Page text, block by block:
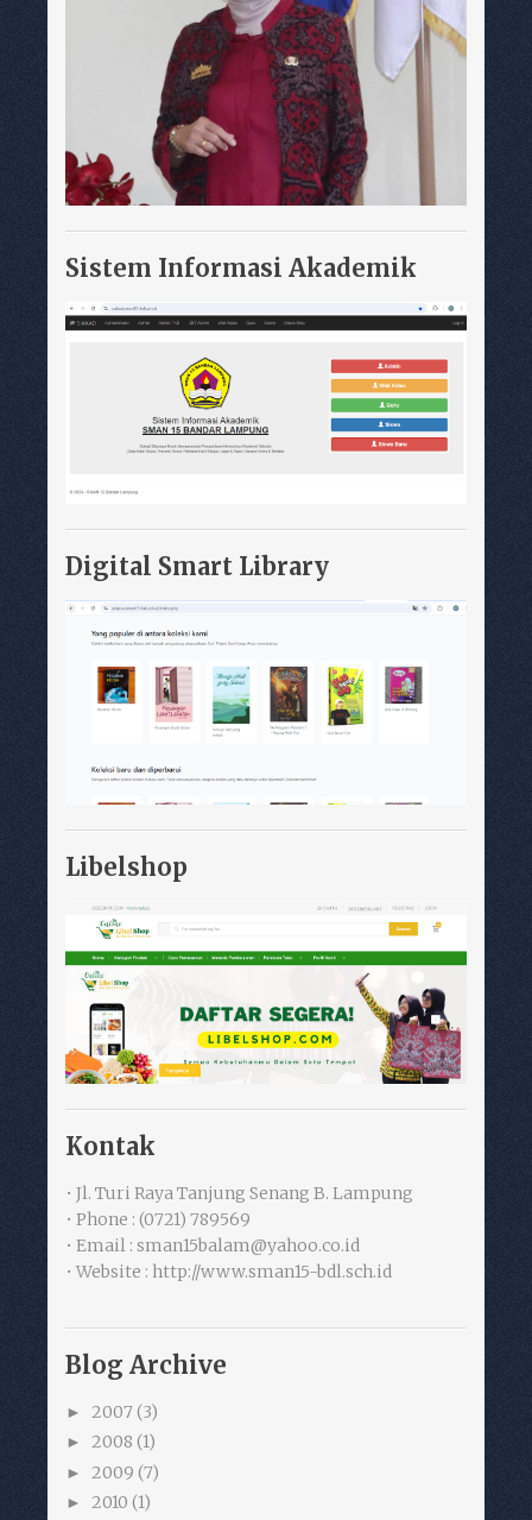
Sistem Informasi Akademik
Digital Smart Library
Libelshop
Kontak
• Jl. Turi Raya Tanjung Senang B. Lampung
• Phone : (0721) 789569
• Email : sman15balam@yahoo.co.id
• Website : http://www.sman15-bdl.sch.id
Blog Archive
► 2007 (3)
► 2008 (1)
► 2009 (7)
► 2010 (1)